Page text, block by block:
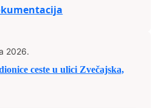
2026.
ceste u ulici Zvečajska,